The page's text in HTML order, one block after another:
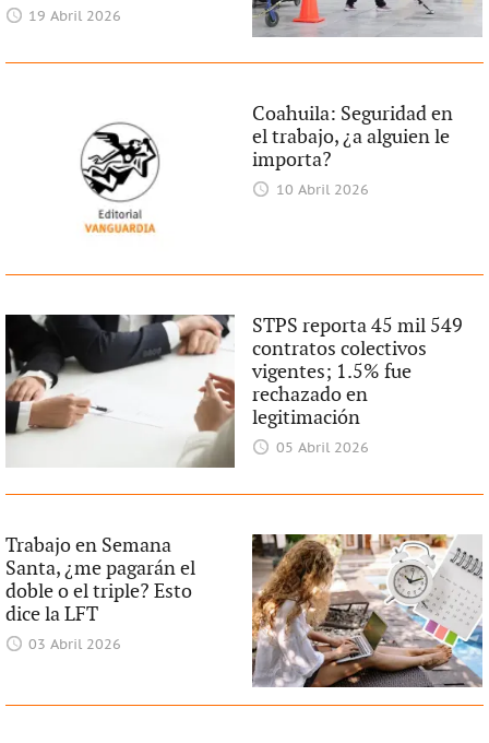
19 Abril 2026
Coahuila: Seguridad en
el trabajo, ¿a alguien le
importa?
10 Abril 2026
STPS reporta 45 mil 549
contratos colectivos
vigentes; 1.5% fue
rechazado en
legitimación
05 Abril 2026
Trabajo en Semana
Santa, ¿me pagarán el
doble o el triple? Esto
dice la LFT
03 Abril 2026